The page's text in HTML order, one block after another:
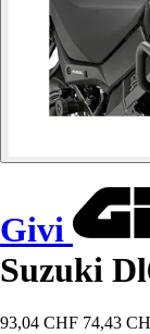
Givi
Suzuki
93,04 CHF 74,43